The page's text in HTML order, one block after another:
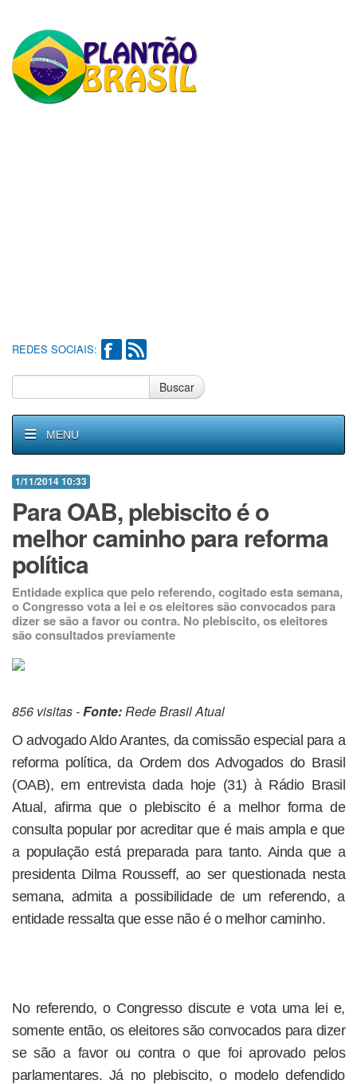
REDES SOCIAIS:
Buscar
MENU
1/11/2014 10:33
Para OAB, plebiscito é o
melhor caminho para reforma
política
Entidade explica que pelo referendo, cogitado esta semana,
o Congresso vota a lei e os eleitores são convocados para
dizer se são a favor ou contra. No plebiscito, os eleitores
são consultados previamente
856 visitas -Fonte:Rede Brasil Atual
O advogado Aldo Arantes, da comissão especial para a
reforma política, da Ordem dos Advogados do Brasil
(OAB), em entrevista dada hoje (31) à Rádio Brasil
Atual, afirma que o plebiscito é a melhor forma de
consulta popular por acreditar que é mais ampla e que
a população está preparada para tanto. Ainda que a
presidenta Dilma Rousseff, ao ser questionada nesta
semana, admita a possibilidade de um referendo, a
entidade ressalta que esse não é o melhor caminho.
No referendo, o Congresso discute e vota uma lei e,
somente então, os eleitores são convocados para dizer
se são a favor ou contra o que foi aprovado pelos
parlamentares. Já no plebiscito, o modelo defendido